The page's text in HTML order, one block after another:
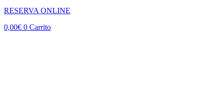
RESERVA ONLINE
0,00€ 0 Carrito